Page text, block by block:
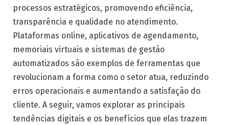
processos estratégicos, promovendo eficiência,
transparência e qualidade no atendimento.
Plataformas online, aplicativos de agendamento,
memoriais virtuais e sistemas de gestão
automatizados são exemplos de ferramentas que
revolucionam a forma como o setor atua, reduzindo
erros operacionais e aumentando a satisfação do
cliente. A seguir, vamos explorar as principais
tendências digitais e os benefícios que elas trazem